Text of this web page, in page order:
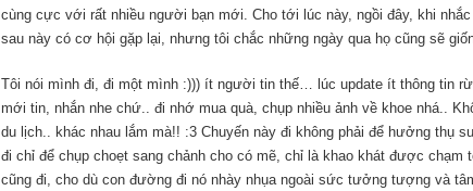
cùng cực với rất nhiều người bạn mới. Cho tới lúc này, ngồi đây, khi
sau này có cơ hội gặp lại, nhưng tôi chắc những ngày qua họ cũng sẽ
Tôi nói mình đi, đi một mình :))) ít người tin thế… lúc update ít thông tin
mới tin, nhắn nhe chứ.. đi nhớ mua quà, chụp nhiều ảnh về khoe nhá..
du lịch.. khác nhau lắm mà!! :3 Chuyến này đi không phải để hưởng thụ
đi chỉ để chụp choẹt sang chảnh cho có mẽ, chỉ là khao khát được chạm
cũng đi, cho dù con đường đi nó nhày nhụa ngoài sức tưởng tượng và